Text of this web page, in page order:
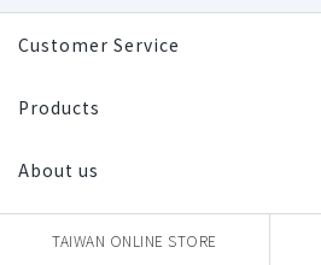
Customer Service
Products
About us
TAIWAN ONLINE STORE